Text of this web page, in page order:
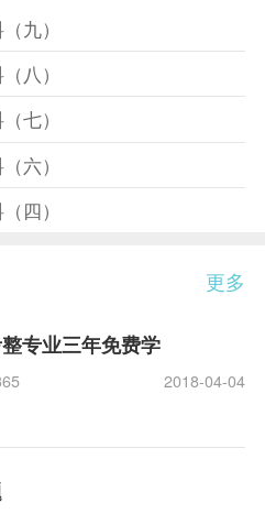
九）
八）
七）
六）
四）
更多
专业三年免费学
2018-04-04